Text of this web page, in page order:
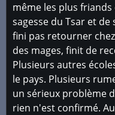
même les plus
sagesse du Tsar et
fini pas retourner
des mages, finit de
Plusieurs autres
le pays. Plusieurs
un sérieux problème
rien n'est confirmé.